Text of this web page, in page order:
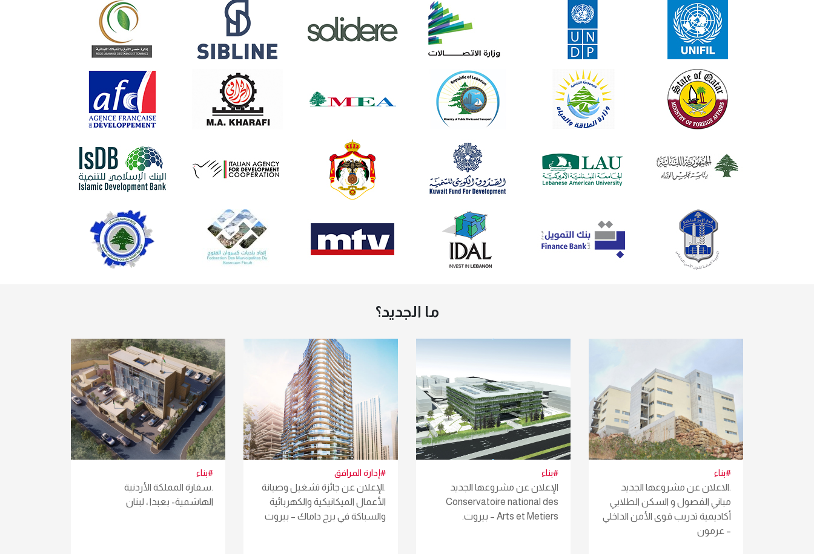
ما الجديد؟
#بناء
.الاعلان عن مشروعها الجديد
مباني الفصول و السكن الطلابي
أكاديمية تدريب قوى الأمن الداخلي
– عرمون
#بناء
الإعلان عن مشروعها الجديد
Conservatoire national des
Arts et Metiers – بيروت.
#إدارة المرافق
.الإعلان عن جائزة تشغيل وصيانة
الأعمال الميكانيكية والكهربائية
والسباكة في برج داماك – بيروت
#بناء
.سفارة المملكة الأردنية
الهاشمية- بعبدا ، لبنان